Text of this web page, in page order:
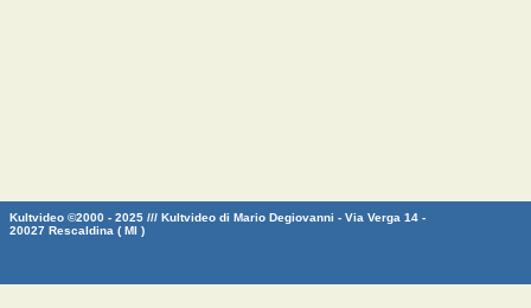
Kultvideo ©2000 - 2025 /// Kultvideo di Mario Degiovanni - Via Verga 14 -
20027 Rescaldina ( MI )